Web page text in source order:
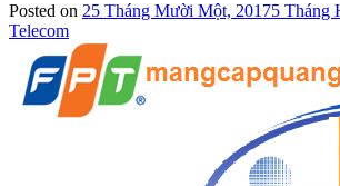
Posted on 25 Tháng Mười Một, 20175 Tháng
Telecom